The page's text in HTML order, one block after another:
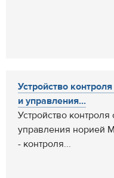
Устройство
и управления...
Устройство
управления норией
- контроля...